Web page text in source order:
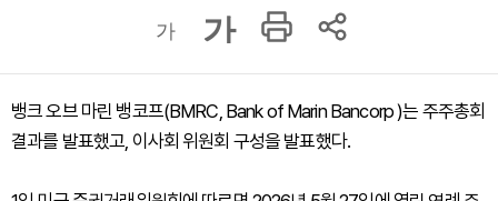
가 가
뱅크 오브 마린 뱅코프(BMRC, Bank of Marin Bancorp )는 주주총회
결과를 발표했고, 이사회 위원회 구성을 발표했다.